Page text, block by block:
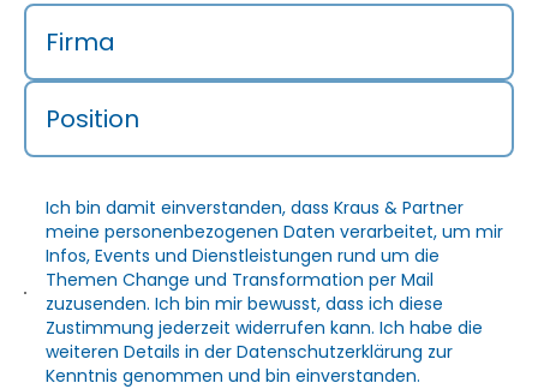
Firma
Position
Ich bin damit einverstanden, dass Kraus & Partner
meine personenbezogenen Daten verarbeitet, um mir
Infos, Events und Dienstleistungen rund um die
Themen Change und Transformation per Mail
zuzusenden. Ich bin mir bewusst, dass ich diese
Zustimmung jederzeit widerrufen kann. Ich habe die
weiteren Details in derDatenschutzerklärung zur
Kenntnis genommen und bin einverstanden.